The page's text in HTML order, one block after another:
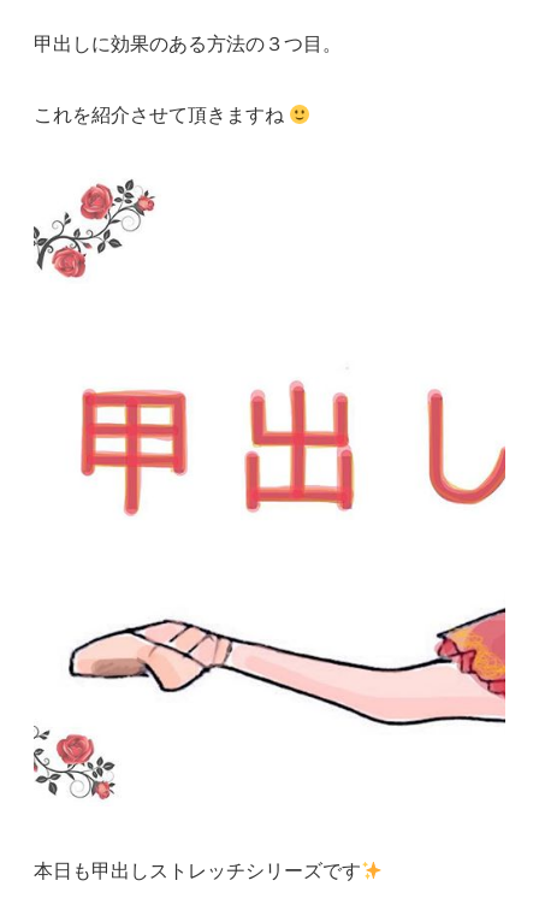
甲出しに効果のある方法の３つ目。
これを紹介させて頂きますね
本日も甲出しストレッチシリーズです